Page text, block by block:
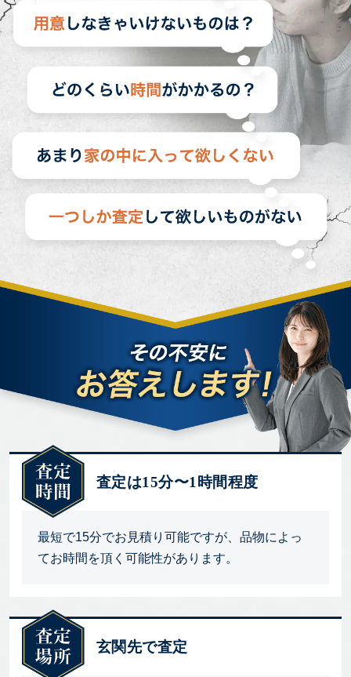
査定は15分〜1時間程度
最短で15分でお見積り可能ですが、品物によっ
てお時間を頂く可能性があります。
玄関先で査定